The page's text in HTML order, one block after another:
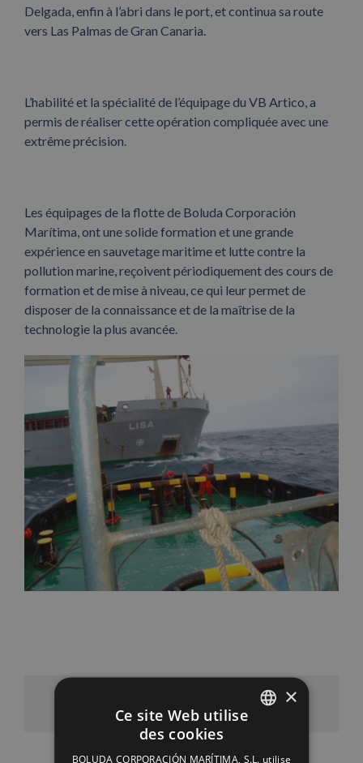
Delgada, enfin à l’abri dans le port, et continua sa route
vers Las Palmas de Gran Canaria.
L’habilité et la spécialité de l’équipage du VB Artico, a
permis de réaliser cette opération compliquée avec une
extrême précision.
Les équipages de la flotte de Boluda Corporación
Marítima, ont une solide formation et une grande
expérience en sauvetage maritime et lutte contre la
pollution marine, reçoivent périodiquement des cours de
formation et de mise à niveau, ce qui leur permet de
disposer de la connaissance et de la maîtrise de la
technologie la plus avancée.
PinterestEmail×
Ce site Web utilise
des cookies
BOLUDA CORPORACIÓN MARÍTIMA, S.L. utilise